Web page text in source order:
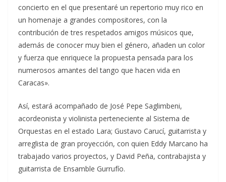
concierto en el que presentaré un repertorio muy rico en
un homenaje a grandes compositores, con la
contribución de tres respetados amigos músicos que,
además de conocer muy bien el género, añaden un color
y fuerza que enriquece la propuesta pensada para los
numerosos amantes del tango que hacen vida en
Caracas».
Así, estará acompañado de José Pepe Saglimbeni,
acordeonista y violinista perteneciente al Sistema de
Orquestas en el estado Lara; Gustavo Carucí, guitarrista y
arreglista de gran proyección, con quien Eddy Marcano ha
trabajado varios proyectos, y David Peña, contrabajista y
guitarrista de Ensamble Gurrufío.